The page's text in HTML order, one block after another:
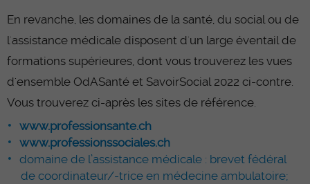
En revanche, les domaines de la santé, du social ou de
l'assistance médicale disposent d'un large éventail de
formations supérieures, dont vous trouverez les vues
d'ensemble OdASanté et SavoirSocial 2022 ci-contre.
Vous trouverez ci-après les sites de référence.
www.professionsante.ch
www.professionssociales.ch
domaine de l’assistance médicale : brevet fédéral
de coordinateur/-trice en médecine ambulatoire;